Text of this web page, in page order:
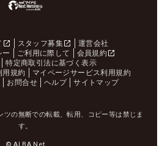
スタッフ募集
運営会社
ー
ご利用に際して
会員規約
特定商取引法に基づく表示
用規約
マイページサービス利用規約
お問合せ ヘルプ サイトマップ
ツの無断での転載、転用、コピー等は禁じま
す。